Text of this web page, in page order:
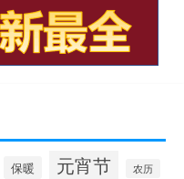
保暖 元宵节 农历